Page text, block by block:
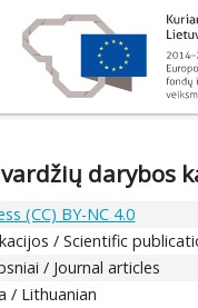
darybos
(CC) BY-NC 4.0
/ Scientific
/ Journal articles
/ Lithuanian